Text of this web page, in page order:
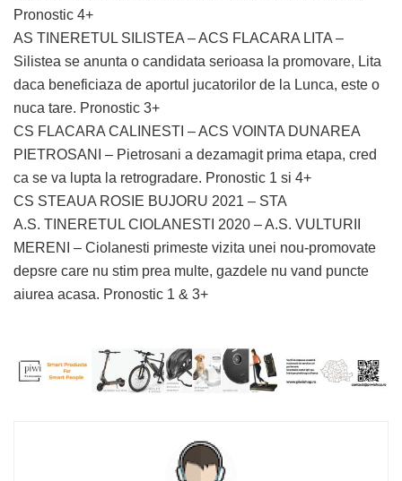
Pronostic 4+
AS TINERETUL SILISTEA – ACS FLACARA LITA –
Silistea se anunta o candidata serioasa la promovare, Lita
daca beneficiaza de aportul jucatorilor de la Lunca, este o
nuca tare. Pronostic 3+
CS FLACARA CALINESTI – ACS VOINTA DUNAREA
PIETROSANI – Pietrosani a dezamagit prima etapa, cred
ca se va lupta la retrogradare. Pronostic 1 si 4+
CS STEAUA ROSIE BUJORU 2021 – STA
A.S. TINERETUL CIOLANESTI 2020 – A.S. VULTURII
MERENI – Ciolanesti primeste vizita unei nou-promovate
depsre care nu stim prea multe, gazdele nu vand puncte
aiurea acasa. Pronostic 1 & 3+